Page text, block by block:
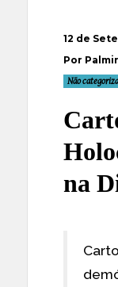
12 de
Por
Não
na